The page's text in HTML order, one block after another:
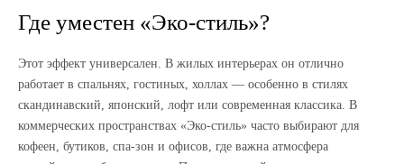
Где уместен «Эко-стиль»?
Этот эффект универсален. В жилых интерьерах он отлично
работает в спальнях, гостиных, холлах — особенно в стилях
скандинавский, японский, лофт или современная классика. В
коммерческих пространствах «Эко-стиль» часто выбирают для
кофеен, бутиков, спа-зон и офисов, где важна атмосфера